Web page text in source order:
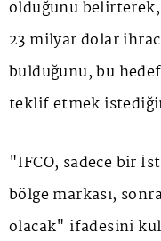
olduğunu
23 milyar dolar
bulduğunu, bu
teklif etmek
"IFCO, sadece bir
bölge markası,
olacak" ifadesini